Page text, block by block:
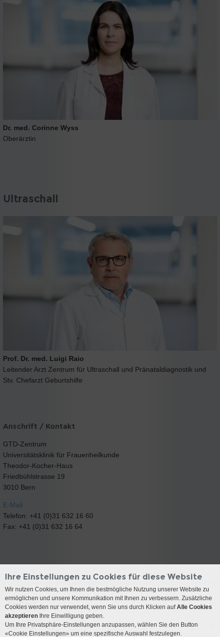
Dr. med. Corinne Wyss
Oberärztin
Ultraschall
Prof. Dr. med. Luigi Raio
Leitender Arzt Zentrum für Ultraschall und Pränataldiagnostik und
Stv. Chefarzt Geburtshilfe
Anschrift / Kontakt
GTD-Zentrum
Universitätsklinik für Frauenheilkunde
Theodor-Kocher-Haus
Friedbühlstrasse 19
3010 Bern
E-Mail
Telefon: +41 (0)31 632 16 60
Fax: +41 (0)31 632 16 64
Kontakt
Anreise
Ihre Einstellungen zu Cookies für diese Website
Wir nutzen Cookies, um Ihnen die bestmögliche Nutzung unserer Website zu
ermöglichen und unsere Kommunikation mit Ihnen zu verbessern. Zusätzliche
Cookies werden nur verwendet, wenn Sie uns durch Klicken aufAlle Cookies
akzeptieren Ihre Einwilligung geben.
Um Ihre Privatsphäre-Einstellungen anzupassen, wählen Sie den Button
«Cookie Einstellungen» um eine spezifische Auswahl festzulegen.